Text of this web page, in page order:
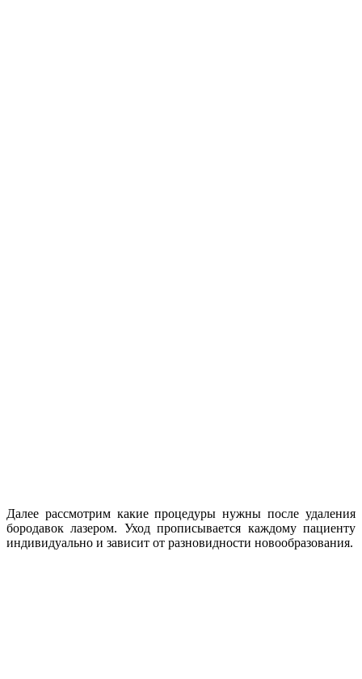
Далее рассмотрим какие процедуры нужны после удаления
бородавок лазером. Уход прописывается каждому пациенту
индивидуально и зависит от разновидности новообразования.